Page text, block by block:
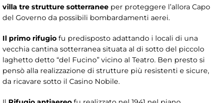
villa tre strutture sotterranee per proteggere l’allora Capo
del Governo da possibili bombardamenti aerei.
Il primo rifugio fu predisposto adattando i locali di una
vecchia cantina sotterranea situata al di sotto del piccolo
laghetto detto “del Fucino” vicino al Teatro. Ben presto si
pensò alla realizzazione di strutture più resistenti e sicure,
da ricavare sotto il Casino Nobile.